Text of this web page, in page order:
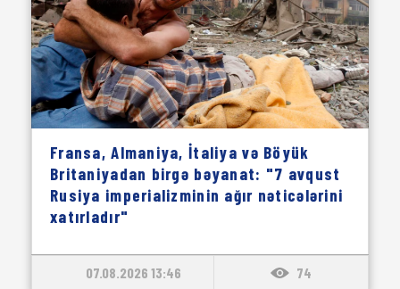
Fransa, Almaniya, İtaliya və Böyük
Britaniyadan birgə bəyanat: "7 avqust
Rusiya imperializminin ağır nəticələrini
xatırladır"
07.08.2026 13:46 74